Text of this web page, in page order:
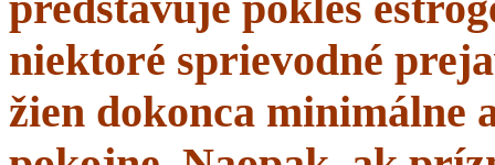
niektoré sprievodné
žien dokonca minimálne